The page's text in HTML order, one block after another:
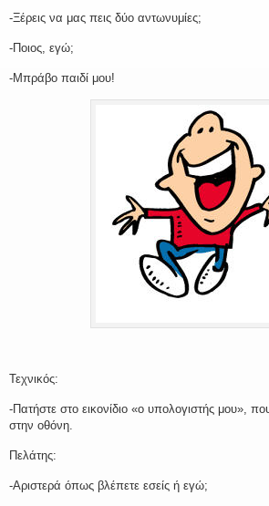
-Ξέρεις να μας πεις δύο αντωνυμίες;
-Ποιος, εγώ;
-Μπράβο παιδί μου!
Τεχνικός:
-Πατήστε στο εικονίδιο «ο υπολογιστής μου»,
στην οθόνη.
Πελάτης:
-Αριστερά όπως βλέπετε εσείς ή εγώ;